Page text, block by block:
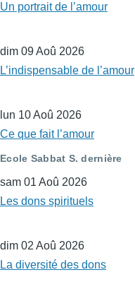
Un portrait de l’amour
dim 09 Aoû 2026
L’indispensable de l’amour
lun 10 Aoû 2026
Ce que fait l’amour
Ecole Sabbat S. dernière
sam 01 Aoû 2026
Les dons spirituels
dim 02 Aoû 2026
La diversité des dons